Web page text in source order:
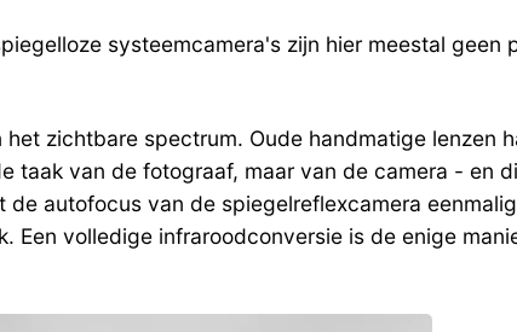
systeemcamera's zijn hier meestal geen
zichtbare spectrum. Oude handmatige lenzen
van de fotograaf, maar van de camera - en
autofocus van de spiegelreflexcamera
volledige infraroodconversie is de enige